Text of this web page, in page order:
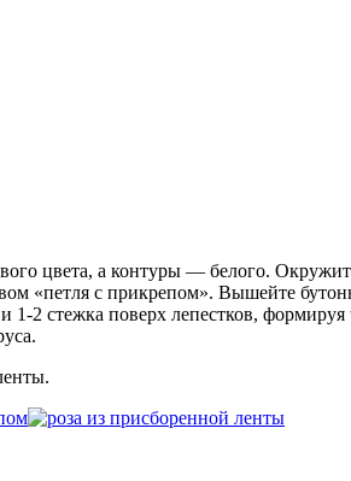
цвета, а контуры — белого.
«петля с прикрепом». Вышейте
2 стежка поверх лепестков,